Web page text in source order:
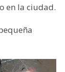
en la ciudad.